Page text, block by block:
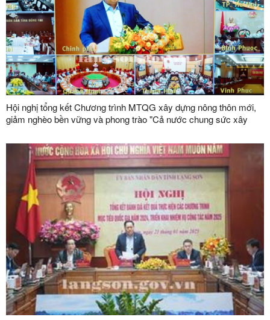
Hội nghị tổng kết Chương trình MTQG xây dựng nông thôn mới,
giảm nghèo bền vững và phong trào "Cả nước chung sức xây
sau" giai đoạn 2021 – 2025